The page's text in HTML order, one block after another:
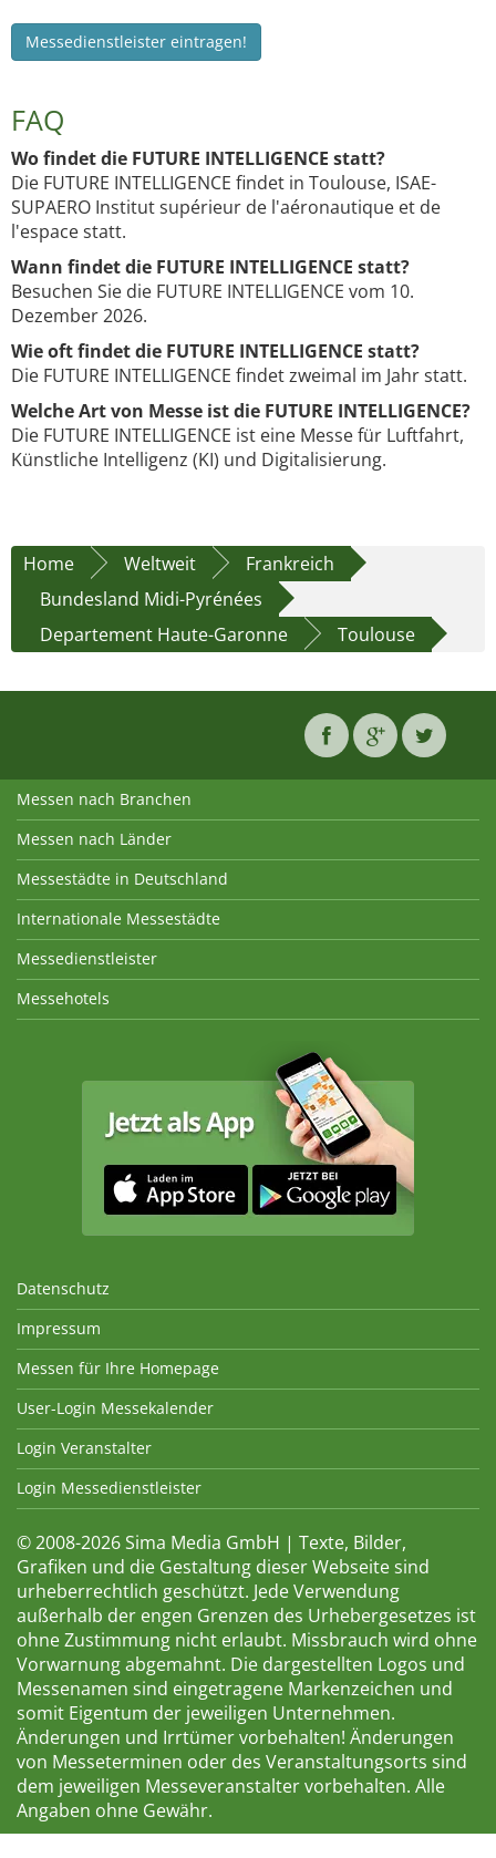
Messedienstleister eintragen!
FAQ
Wo findet die FUTURE INTELLIGENCE statt?
Die FUTURE INTELLIGENCE findet in Toulouse, ISAE-
SUPAERO Institut supérieur de l'aéronautique et de
l'espace statt.
Wann findet die FUTURE INTELLIGENCE statt?
Besuchen Sie die FUTURE INTELLIGENCE vom 10.
Dezember 2026.
Wie oft findet die FUTURE INTELLIGENCE statt?
Die FUTURE INTELLIGENCE findet zweimal im Jahr statt.
Welche Art von Messe ist die FUTURE INTELLIGENCE?
Die FUTURE INTELLIGENCE ist eine Messe für Luftfahrt,
Künstliche Intelligenz (KI) und Digitalisierung.
Home Weltweit
Frankreich
Bundesland Midi-Pyrénées
Departement Haute-Garonne
Toulouse
Messen nach Branchen
Messen nach Länder
Messestädte in Deutschland
Internationale Messestädte
Messedienstleister
Messehotels
Datenschutz
Impressum
Messen für Ihre Homepage
User-Login Messekalender
Login Veranstalter
Login Messedienstleister
© 2008-2026 Sima Media GmbH | Texte, Bilder,
Grafiken und die Gestaltung dieser Webseite sind
urheberrechtlich geschützt. Jede Verwendung
außerhalb der engen Grenzen des Urhebergesetzes ist
ohne Zustimmung nicht erlaubt. Missbrauch wird ohne
Vorwarnung abgemahnt. Die dargestellten Logos und
Messenamen sind eingetragene Markenzeichen und
somit Eigentum der jeweiligen Unternehmen.
Änderungen und Irrtümer vorbehalten! Änderungen
von Messeterminen oder des Veranstaltungsorts sind
dem jeweiligen Messeveranstalter vorbehalten. Alle
Angaben ohne Gewähr.